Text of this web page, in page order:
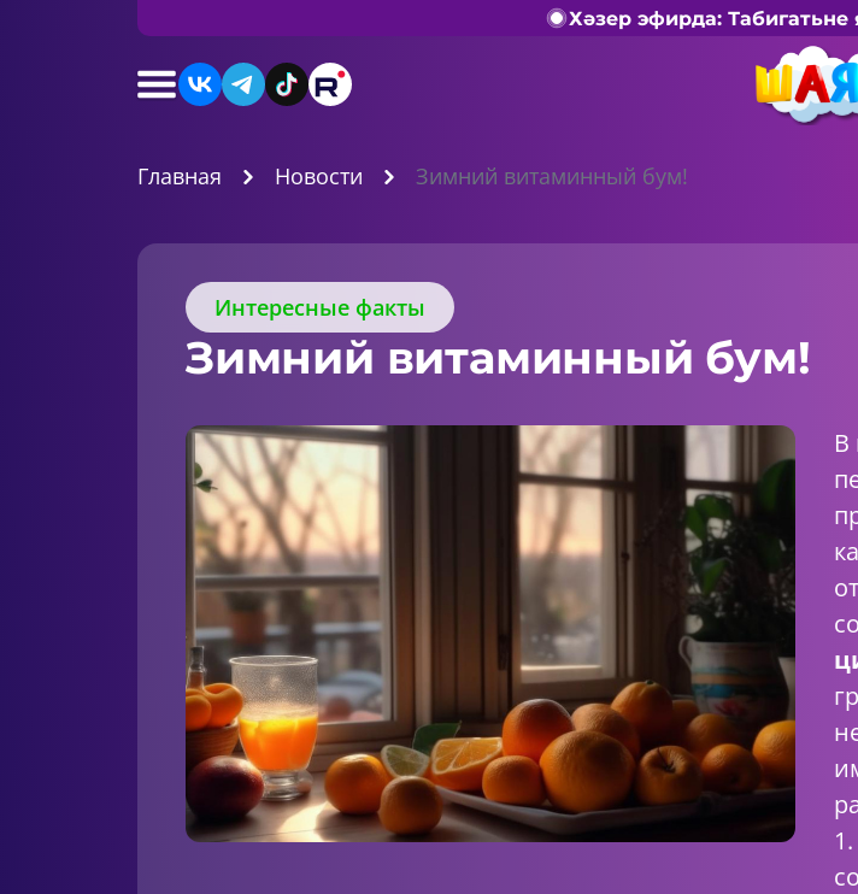
Хәзер эфирда:
Главная Новости Зимний витаминный бум!
Интересные факты
Зимний витаминный бум!
В